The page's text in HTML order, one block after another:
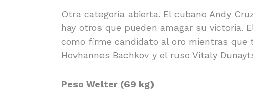
Otra categoría abierta. El cubano Andy
hay otros que pueden amagar su victoria.
como firme candidato al oro mientras que
Hovhannes Bachkov y el ruso Vitaly
Peso Welter (69 kg)